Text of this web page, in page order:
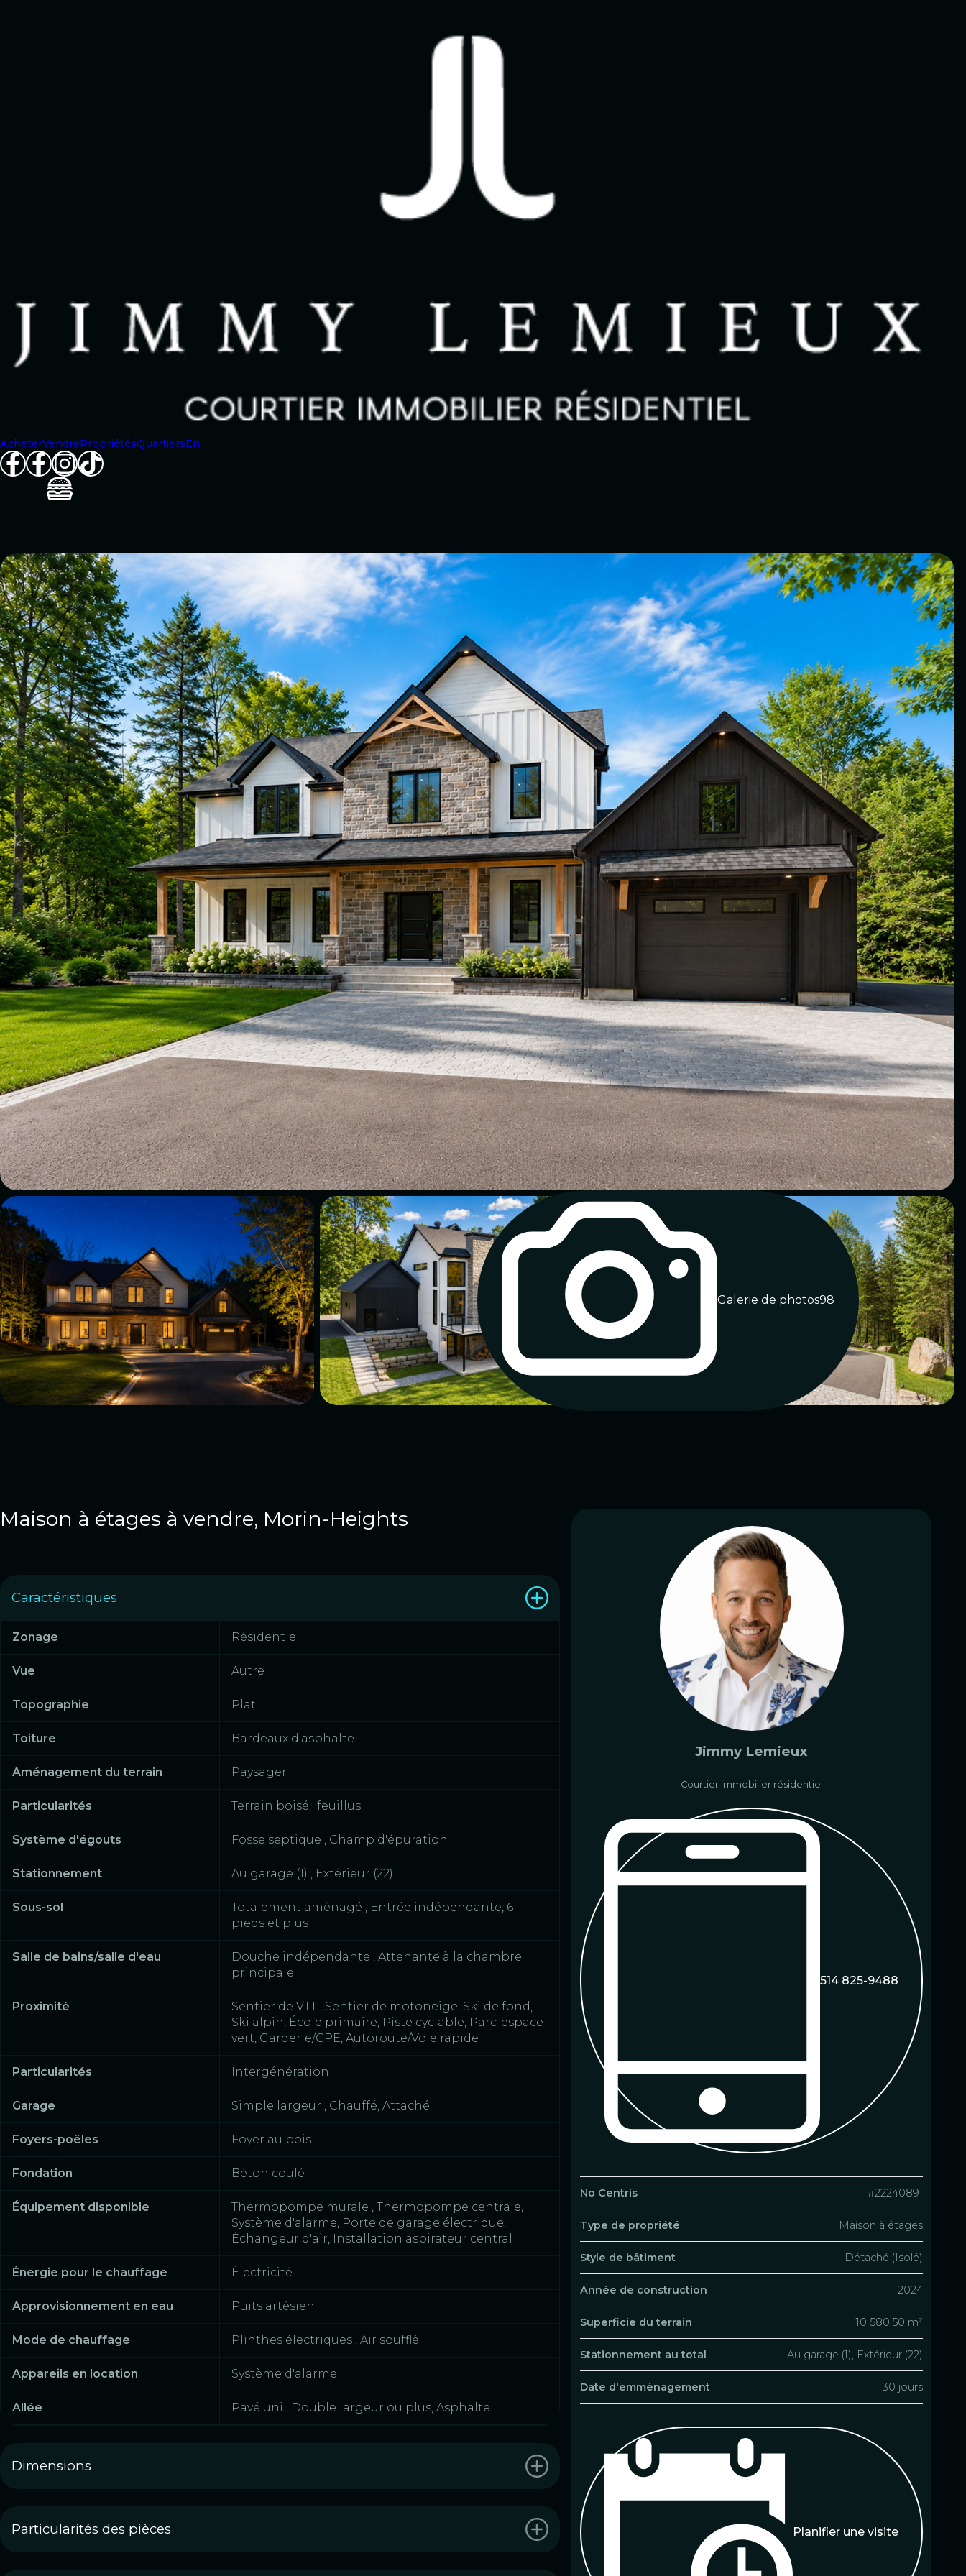
AcheterVendrePropriétésQuartiersEn
Galerie de photos98
Maison à étages à vendre, Morin-Heights
Caractéristiques
Zonage Résidentiel
Vue Autre
Topographie Plat
Toiture Bardeaux d'asphalte
Aménagement du terrain Paysager
Particularités Terrain boisé : feuillus
Système d'égouts Fosse septique , Champ d'épuration
Stationnement Au garage (1) , Extérieur (22)
Sous-sol
Totalement aménagé , Entrée indépendante, 6
pieds et plus
Salle de bains/salle d'eau
Douche indépendante , Attenante à la chambre
principale
Proximité
Sentier de VTT , Sentier de motoneige, Ski de fond,
Ski alpin, École primaire, Piste cyclable, Parc-espace
vert, Garderie/CPE, Autoroute/Voie rapide
Particularités Intergénération
Garage Simple largeur , Chauffé, Attaché
Foyers-poêles Foyer au bois
Fondation Béton coulé
Équipement disponible
Thermopompe murale , Thermopompe centrale,
Système d'alarme, Porte de garage électrique,
Échangeur d'air, Installation aspirateur central
Énergie pour le chauffage Électricité
Approvisionnement en eau Puits artésien
Mode de chauffage Plinthes électriques , Air soufflé
Appareils en location Système d'alarme
Allée Pavé uni , Double largeur ou plus, Asphalte
Dimensions
Particularités des pièces
Jimmy Lemieux
Courtier immobilier résidentiel
514 825-9488
No Centris #22240891
Type de propriété Maison à étages
Style de bâtiment Détaché (Isolé)
Année de construction 2024
Superficie du terrain 10 580.50 m²
Stationnement au total Au garage (1), Extérieur (22)
Date d'emménagement 30 jours
Planifier une visite